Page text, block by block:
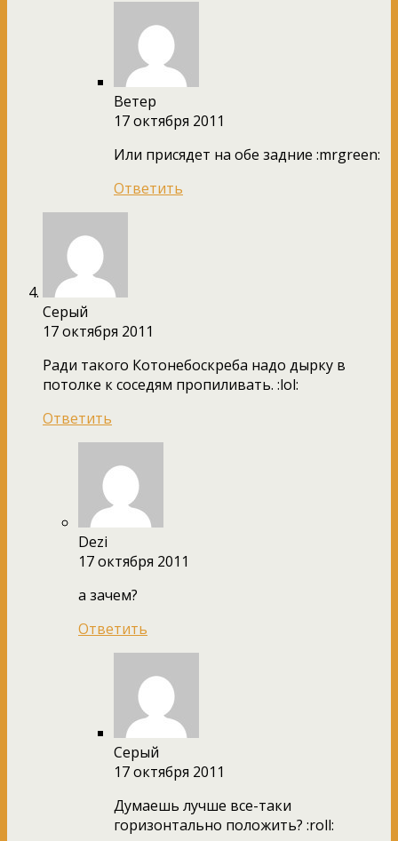
Ветер
17 октября 2011
Или присядет на обе задние :mrgreen:
Ответить
Серый
17 октября 2011
Ради такого Котонебоскреба надо дырку в
потолке к соседям пропиливать. :lol:
Ответить
Dezi
17 октября 2011
а зачем?
Ответить
Серый
17 октября 2011
Думаешь лучше все-таки
горизонтально положить? :roll: